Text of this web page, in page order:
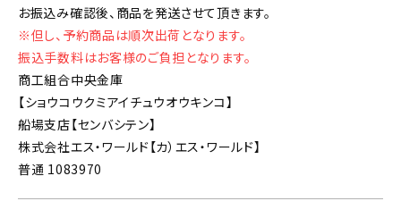
お振込み確認後、商品を発送させて頂きます。
※但し、予約商品は順次出荷となります。
振込手数料はお客様のご負担となります。
商工組合中央金庫
【ショウコウクミアイチュウオウキンコ】
船場支店【センバシテン】
株式会社エス・ワールド【カ）エス・ワールド】
普通 1083970